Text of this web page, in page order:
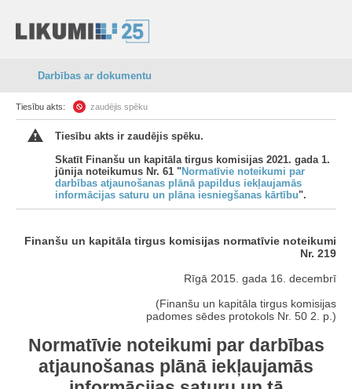
Darbības ar dokumentu
Tiesību akts: zaudējis spēku
Tiesību akts ir zaudējis spēku.
Skatīt Finanšu un kapitāla tirgus komisijas 2021. gada 1.
jūnija noteikumus Nr. 61 "Normatīvie noteikumi par
darbības atjaunošanas plānā papildus iekļaujamās
informācijas saturu un plāna iesniegšanas kārtību".
Finanšu un kapitāla tirgus komisijas normatīvie noteikumi
Nr. 219
Rīgā 2015. gada 16. decembrī
(Finanšu un kapitāla tirgus komisijas
padomes sēdes protokols Nr. 50 2. p.)
Normatīvie noteikumi par darbības
atjaunošanas plānā iekļaujamās